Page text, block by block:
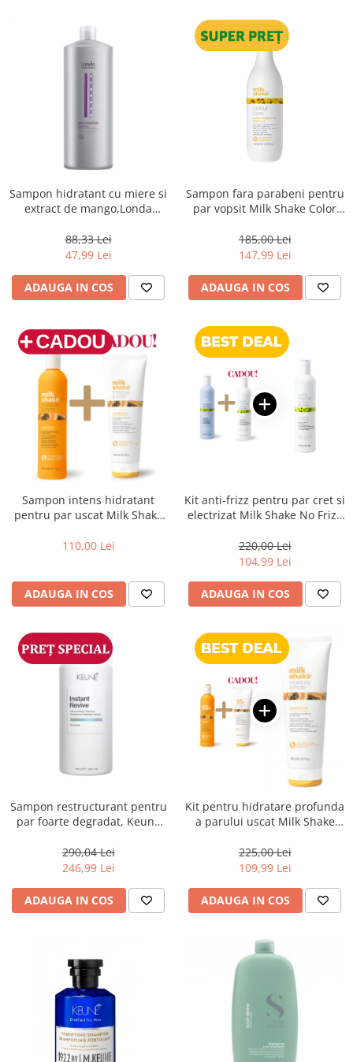
Sampon hidratant cu miere si
extract de mango,Londa
Moisture, 1000 ml
88,33 Lei
47,99 Lei
ADAUGA IN COS
Sampon fara parabeni pentru
par vopsit Milk Shake Color
185,00 Lei
147,99 Lei
ADAUGA IN COS
Sampon intens hidratant
pentru par uscat Milk Shake
110,00 Lei
ADAUGA IN COS
Kit anti-frizz pentru par cret si
electrizat Milk Shake No Frizz
220,00 Lei
104,99 Lei
ADAUGA IN COS
Sampon restructurant pentru
par foarte degradat, Keune
1000 ml
290,04 Lei
246,99 Lei
ADAUGA IN COS
Kit pentru hidratare profunda
a parului uscat Milk Shake
225,00 Lei
109,99 Lei
ADAUGA IN COS